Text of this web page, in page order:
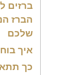
ברזים
הברז
שלכם
איך
כך